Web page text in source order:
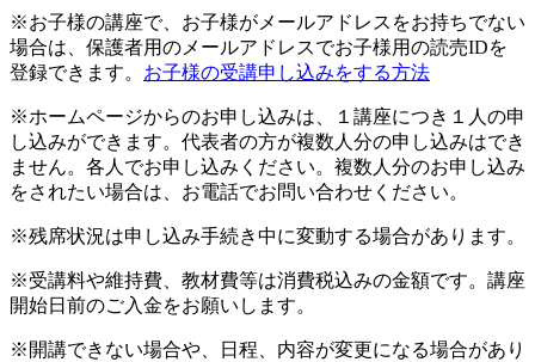
※お子様の講座で、お子様がメールアドレスをお持ちでない
場合は、保護者用のメールアドレスでお子様用の読売IDを
登録できます。 お子様の受講申し込みをする方法
※ホームページからのお申し込みは、１講座につき１人の申
し込みができます。代表者の方が複数人分の申し込みはでき
ません。各人でお申し込みください。複数人分のお申し込み
をされたい場合は、お電話でお問い合わせください。
※残席状況は申し込み手続き中に変動する場合があります。
※受講料や維持費、教材費等は消費税込みの金額です。講座
開始日前のご入金をお願いします。
※開講できない場合や、日程、内容が変更になる場合があり